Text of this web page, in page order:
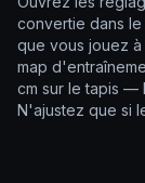
convertie dans
que vous jouez à
map
cm sur le tapis —
N'ajustez que si